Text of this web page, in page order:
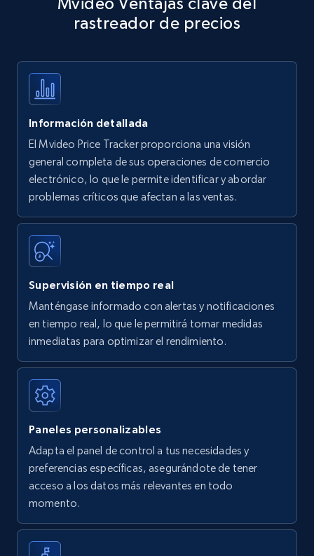
Title, Seller name, Brand, Description, Initial
35.3K+
Amazon products - find products by using
upc numbers
Title, Seller name, Brand, Description, Initial
price, Currency, Availability, Reviews count, and
35.3K+
Amazon Reviews
URL, Product name, Product rating, Product
Author name, Asin, and more.
7.4K+ 870+
Walmart - products
Specifications, Image urls, Top reviews, and
more.
rastreador de precios
Información detallada
El Mvideo Price Tracker proporciona una visión
general completa de sus operaciones de comercio
electrónico, lo que le permite identificar y abordar
problemas críticos que afectan a las ventas.
Supervisión en tiempo real
Manténgase informado con alertas y notificaciones
en tiempo real, lo que le permitirá tomar medidas
inmediatas para optimizar el rendimiento.
Paneles personalizables
Adapta el panel de control a tus necesidades y
preferencias específicas, asegurándote de tener
acceso a los datos más relevantes en todo
momento.